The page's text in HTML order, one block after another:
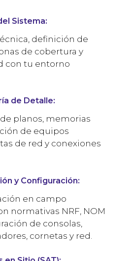
Sistema:
definición de
de cobertura y
con tu entorno
de Detalle:
planos, memorias
de equipos
de red y conexiones
y Configuración:
en campo
normativas NRF, NOM
de consolas,
cornetas y red.